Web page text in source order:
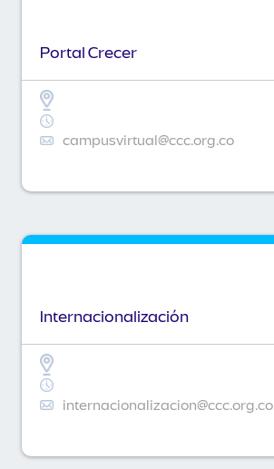
Portal Crecer
campusvirtual@ccc.org.co
Internacionalización
internacionalizacion@ccc.org.co